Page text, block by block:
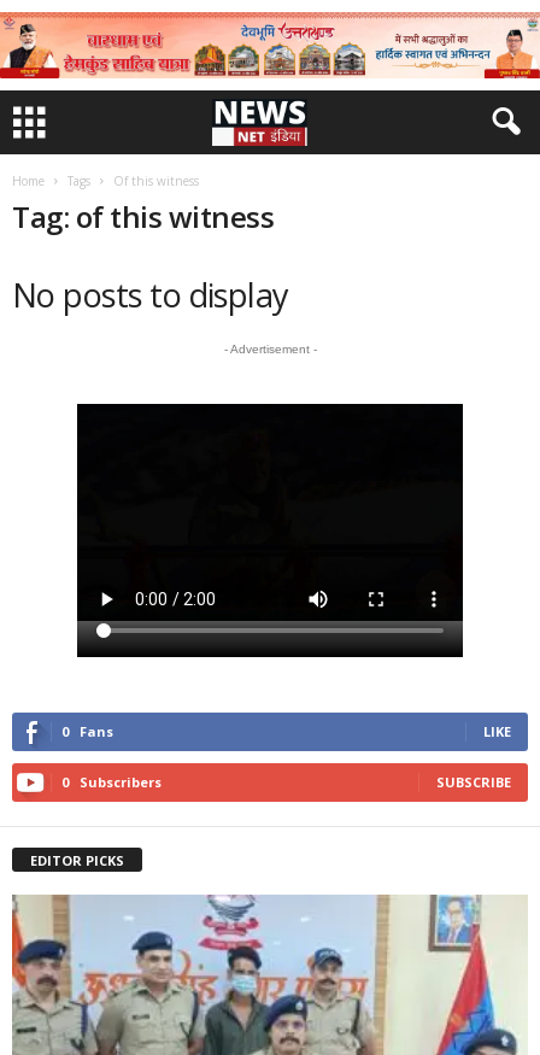
Home Tags Of this witness
Tag: of this witness
No posts to display
- Advertisement -
0 Fans LIKE
0 Subscribers SUBSCRIBE
EDITOR PICKS